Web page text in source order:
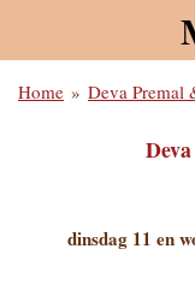
de
Home » Deva Premal
dinsdag 11 en